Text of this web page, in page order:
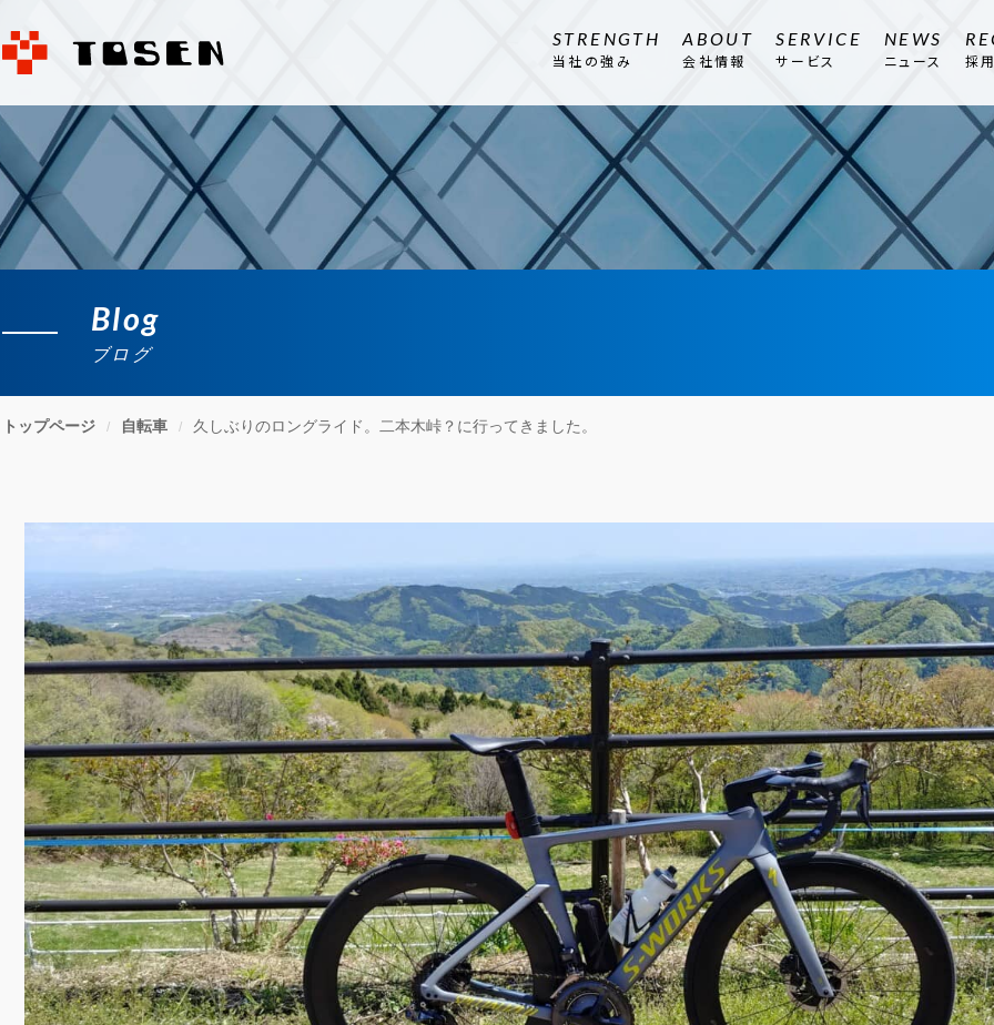
STRENGTH
当社の強み
ABOUT
会社情報
SERVICE
サービス
NEWS
ニュース 採
Blog
ブログ
トップページ 自転車 久しぶりのロングライド。二本木峠？に行ってきました。